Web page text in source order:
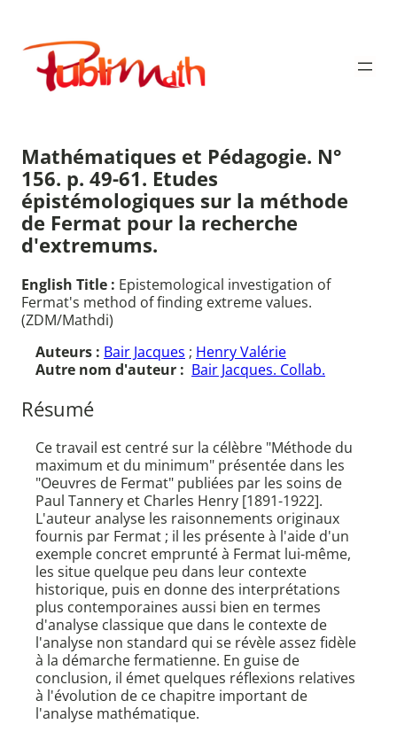
contenu
Publimath
Mathématiques et Pédagogie. N°
156. p. 49-61. Etudes
épistémologiques sur la méthode
de Fermat pour la recherche
d'extremums.
English Title : Epistemological investigation of
Fermat's method of finding extreme values.
(ZDM/Mathdi)
Auteurs : Bair Jacques ; Henry Valérie
Autre nom d'auteur : Bair Jacques. Collab.
Résumé
Ce travail est centré sur la célèbre "Méthode du
maximum et du minimum" présentée dans les
"Oeuvres de Fermat" publiées par les soins de
Paul Tannery et Charles Henry [1891-1922].
L'auteur analyse les raisonnements originaux
fournis par Fermat ; il les présente à l'aide d'un
exemple concret emprunté à Fermat lui-même,
les situe quelque peu dans leur contexte
historique, puis en donne des interprétations
plus contemporaines aussi bien en termes
d'analyse classique que dans le contexte de
l'analyse non standard qui se révèle assez fidèle
à la démarche fermatienne. En guise de
conclusion, il émet quelques réflexions relatives
à l'évolution de ce chapitre important de
l'analyse mathématique.